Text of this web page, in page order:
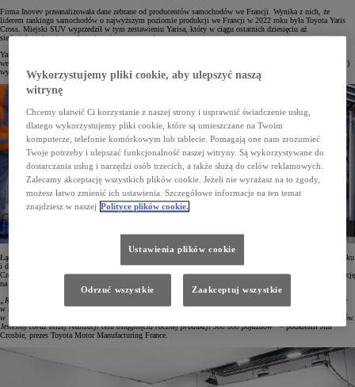
Firma Inovev przeanalizowała dane zebrane od producentów samochodów we Francji.
Wynika z nich, że
liderem rankingu samochodów o najwyższym poziomie produkcji we Francji w 2022 roku była Toyota Yaris
Cross. Miejski SUV wyprzedził w tym zestawieniu Yarisa, który w ciągu ostatnich dziesięciu aż
siedmiokrotnie zajmował w nim pierwszą pozycję.
Yaris Cross to nowy crossover segmentu B, który zadebiutował na rynku w 2021 roku. Jego produkcja
we Francji rozpoczęła się w lipcu 2021 roku. W ubiegłym roku Toyota Motor Manufacturing France (TMMF)
wyprodukowała 161 508 egz. tego modelu, znacznie przebijając wynik Yarisa hatchbacka z 2021 roku.
Łącznie w 2022 roku zakład TMMF wyprodukował 255 584 samochody. Jest to najlepszy wynik od 2007 roku
i drugi najlepszy w historii fabryki Toyoty w Valenciennes. 63% rocznej produkcji zakładu stanowił Yaris
Cross, przy rekordowym, 95-procentowym udziale wersji hybrydowych. Plany na 2023 rok zakładają produkcję
na poziomie 280 000 aut, co ustanowiłoby nowy rekord zakładu w Valenciennes.
„Rozpoczęcie produkcji Yarisa Cross, który dołączył do Yarisa czwartej generacji, stanowiło punkt zwrotny
w historii naszego zakładu. Jeden na cztery samochody Toyoty sprzedawane w Europie są produkowane
w TMMF. To doskonała wiadomość dla całego naszego zespołu, który obecnie liczy ponad 5000 pracowników.
Jesteśmy coraz bliżej realizacji celu osiągnięcia rocznej produkcji 300 000 pojazdów”– podkreślił Jim
Crosbie, prezes Toyota Motor Manufacturing France.
Wykorzystujemy pliki cookie, aby ulepszyć naszą
witrynę
Chcemy ułatwić Ci korzystanie z naszej strony i usprawnić świadczenie usług,
dlatego wykorzystujemy pliki cookie, które są umieszczane na Twoim
komputerze, telefonie komórkowym lub tablecie. Pomagają one nam zrozumieć
Twoje potrzeby i ulepszać funkcjonalność naszej witryny. Są wykorzystywane do
dostarczania usług i narzędzi osób trzecich, a także służą do celów reklamowych.
Zalecamy akceptację wszystkich plików cookie. Jeżeli nie wyrażasz na to zgody,
możesz łatwo zmienić ich ustawienia. Szczegółowe informacje na ten temat
znajdziesz w naszej Polityce plików cookie.
Ustawienia plików cookie
Odrzuć wszystkie Zaakceptuj wszystkie